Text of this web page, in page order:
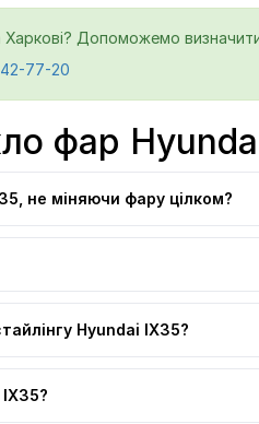
Допоможемо
77-20
фар
не міняючи фару цілком?
Hyundai IX35?